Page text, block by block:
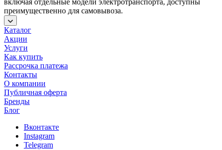
включая отдельные модели электротранспорта, доступны
преимущественно для самовывоза.
Каталог
Акции
Услуги
Как купить
Рассрочка платежа
Контакты
О компании
Публичная оферта
Бренды
Блог
Вконтакте
Instagram
Telegram